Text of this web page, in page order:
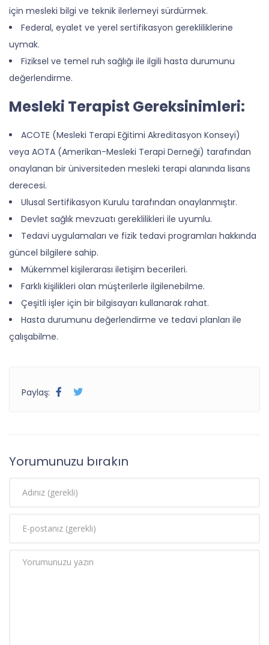
için mesleki bilgi ve teknik ilerlemeyi sürdürmek.
Federal, eyalet ve yerel sertifikasyon gerekliliklerine
uymak.
Fiziksel ve temel ruh sağlığı ile ilgili hasta durumunu
değerlendirme.
Mesleki Terapist Gereksinimleri:
ACOTE (Mesleki Terapi Eğitimi Akreditasyon Konseyi)
veya AOTA (Amerikan-Mesleki Terapi Derneği) tarafından
onaylanan bir üniversiteden mesleki terapi alanında lisans
derecesi.
Ulusal Sertifikasyon Kurulu tarafından onaylanmıştır.
Devlet sağlık mevzuatı gereklilikleri ile uyumlu.
Tedavi uygulamaları ve fizik tedavi programları hakkında
güncel bilgilere sahip.
Mükemmel kişilerarası iletişim becerileri.
Farklı kişilikleri olan müşterilerle ilgilenebilme.
Çeşitli işler için bir bilgisayarı kullanarak rahat.
Hasta durumunu değerlendirme ve tedavi planları ile
çalışabilme.
Paylaş:
Yorumunuzu bırakın